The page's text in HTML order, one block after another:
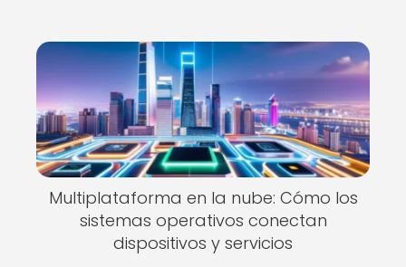
Multiplataforma en la nube: Cómo los
sistemas operativos conectan
dispositivos y servicios